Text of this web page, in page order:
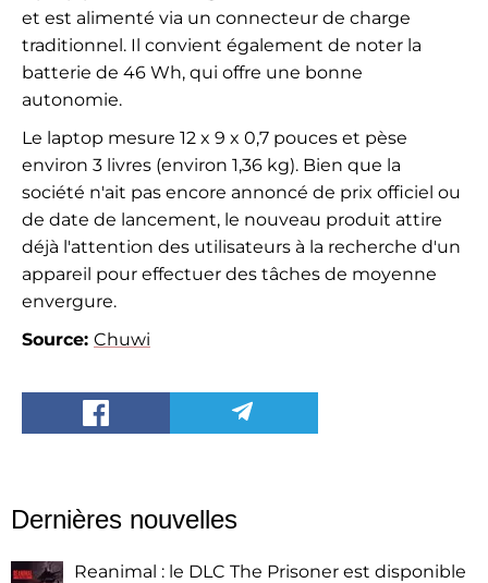
et est alimenté via un connecteur de charge
traditionnel. Il convient également de noter la
batterie de 46 Wh, qui offre une bonne
autonomie.
Le laptop mesure 12 x 9 x 0,7 pouces et pèse
environ 3 livres (environ 1,36 kg). Bien que la
société n'ait pas encore annoncé de prix officiel ou
de date de lancement, le nouveau produit attire
déjà l'attention des utilisateurs à la recherche d'un
appareil pour effectuer des tâches de moyenne
envergure.
Source: Chuwi
Dernières nouvelles
Reanimal : le DLC The Prisoner est disponible